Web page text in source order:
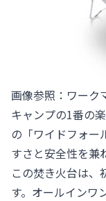
画像参照： ワーク
キャンプの1番の
の「ワイドフォー
すさと安全性を兼
この焚き火台は、
す。オールインワ